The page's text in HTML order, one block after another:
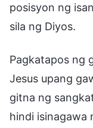
posisyon ng
sila ng Diyos.
Pagkatapos ng
Jesus upang
gitna ng
hindi isinagawa